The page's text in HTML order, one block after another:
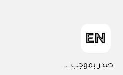
صدر بموجب …